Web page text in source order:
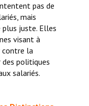
pas de
mais
juste. Elles
visant à
contre la
politiques
salariés.